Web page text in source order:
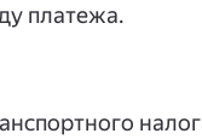
платежа.